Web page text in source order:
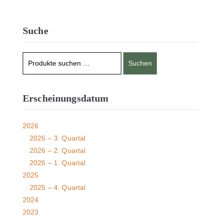
Suche
Suchen
Erscheinungsdatum
2026
2026 – 3. Quartal
2026 – 2. Quartal
2026 – 1. Quartal
2025
2025 – 4. Quartal
2024
2023